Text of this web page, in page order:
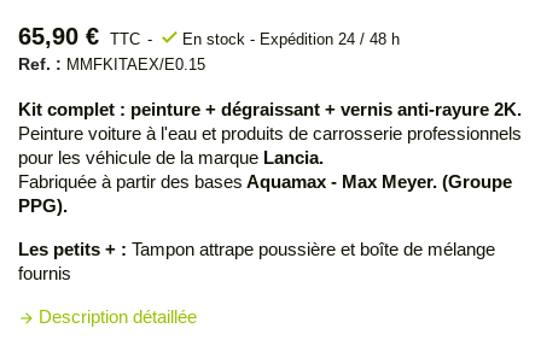
65,90 € TTC check En stock - Expédition 24 / 48 h
Ref. : MMFKITAEX/E0.15
Kit complet : peinture + dégraissant + vernis anti-rayure 2K.
Peinture voiture à l'eau et produits de carrosserie professionnels
pour les véhicule de la marque Lancia.
Fabriquée à partir des bases Aquamax - Max Meyer. (Groupe
PPG).
Les petits + : Tampon attrape poussière et boîte de mélange
fournis
arrow_forward Description détaillée